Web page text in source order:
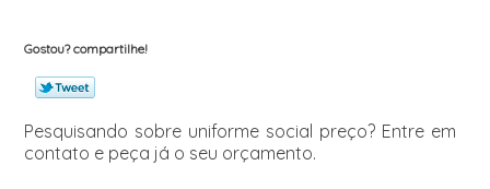
Gostou? compartilhe!
Pesquisando sobre uniforme social preço? Entre em
contato e peça já o seu orçamento.